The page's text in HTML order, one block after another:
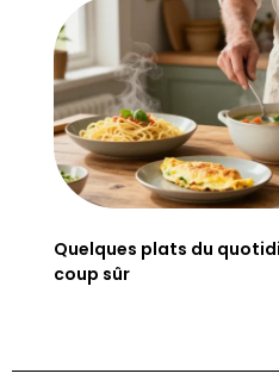
Quelques plats du
coup sûr